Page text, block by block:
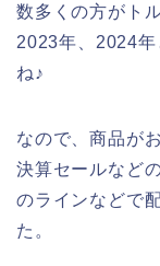
数多くの方がト
2023年、2024年
ね♪
なので、商品が
決算セールなど
のラインなどで
た。